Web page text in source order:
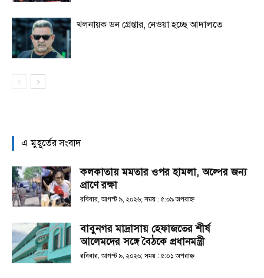
খলনায়ক ডন গ্রেপ্তার, নেওয়া হচ্ছে আদালতে
এ মুহূর্তের সংবাদ
কলকাতায় মমতার ওপর হামলা, অল্পের জন্য
প্রাণে রক্ষা
রবিবার, আগস্ট ৯, ২০২৬; সময় : ৫:০৯ অপরাহ্ণ
বাবুনগর মাদ্রাসায় হেফাজতের শীর্ষ
আলেমদের সঙ্গে বৈঠকে প্রধানমন্ত্রী
রবিবার, আগস্ট ৯, ২০২৬; সময় : ৫:০১ অপরাহ্ণ